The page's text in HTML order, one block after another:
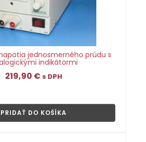
jednosmerného prúdu s
indikátormi
219,90 € s DPH
PRIDAŤ DO KOŠÍKA